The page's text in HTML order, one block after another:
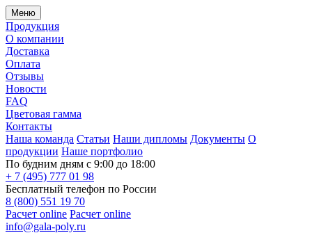
Меню
Продукция
О компании
Доставка
Оплата
Отзывы
Новости
FAQ
Цветовая гамма
Контакты
Наша команда Статьи Наши дипломы Документы О
продукции Наше портфолио
По будним дням с 9:00 до 18:00
+ 7 (495) 777 01 98
Бесплатный телефон по России
8 (800) 551 19 70
Расчет online Расчет online
info@gala-poly.ru